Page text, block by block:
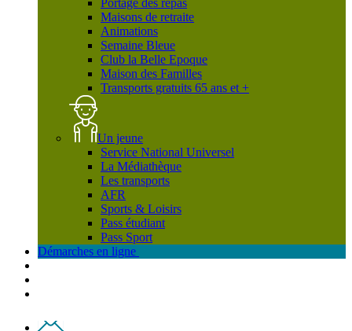
Portage des repas
Maisons de retraite
Animations
Semaine Bleue
Club la Belle Epoque
Maison des Familles
Transports gratuits 65 ans et +
Un jeune
Service National Universel
La Médiathèque
Les transports
AFR
Sports & Loisirs
Pass étudiant
Pass Sport
Démarches en ligne
Contact